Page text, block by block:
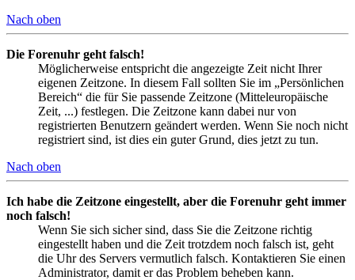
Nach oben
Die Forenuhr geht falsch!
Möglicherweise entspricht die angezeigte Zeit nicht Ihrer
eigenen Zeitzone. In diesem Fall sollten Sie im „Persönlichen
Bereich“ die für Sie passende Zeitzone (Mitteleuropäische
Zeit, ...) festlegen. Die Zeitzone kann dabei nur von
registrierten Benutzern geändert werden. Wenn Sie noch nicht
registriert sind, ist dies ein guter Grund, dies jetzt zu tun.
Nach oben
Ich habe die Zeitzone eingestellt, aber die Forenuhr geht immer
noch falsch!
Wenn Sie sich sicher sind, dass Sie die Zeitzone richtig
eingestellt haben und die Zeit trotzdem noch falsch ist, geht
die Uhr des Servers vermutlich falsch. Kontaktieren Sie einen
Administrator, damit er das Problem beheben kann.